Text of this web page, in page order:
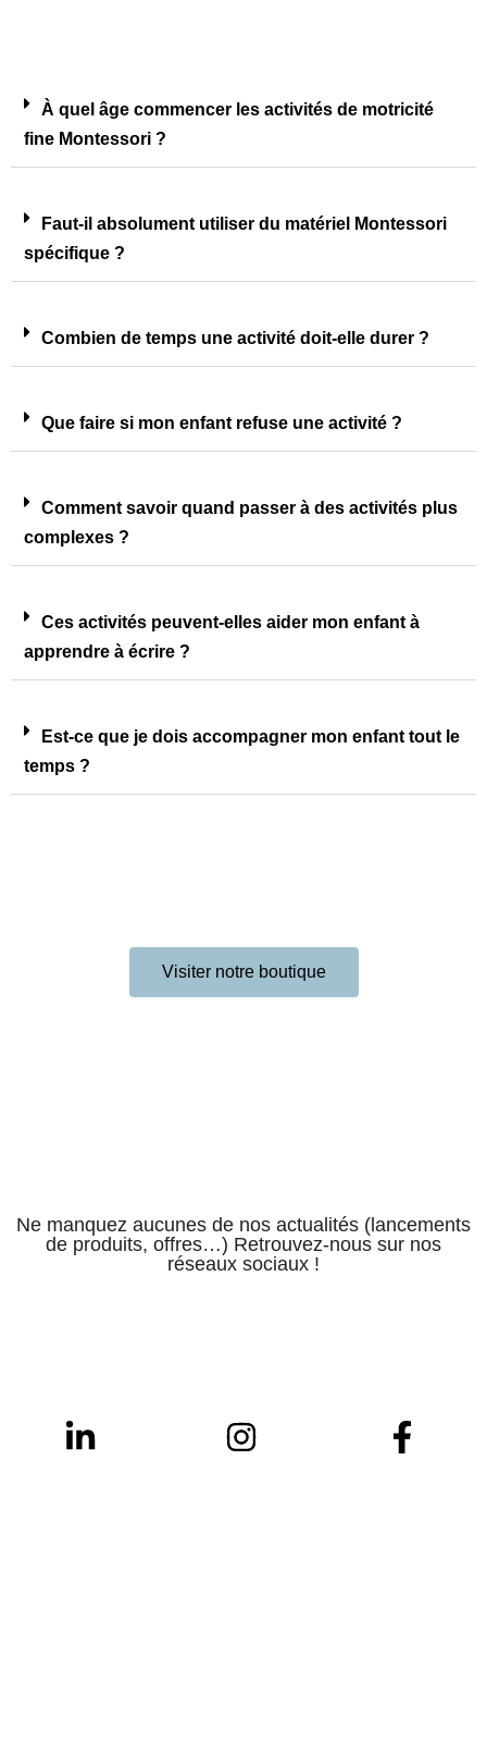
À quel âge commencer les activités de motricité
fine Montessori ?
Faut-il absolument utiliser du matériel Montessori
spécifique ?
Combien de temps une activité doit-elle durer ?
Que faire si mon enfant refuse une activité ?
Comment savoir quand passer à des activités plus
complexes ?
Ces activités peuvent-elles aider mon enfant à
apprendre à écrire ?
Est-ce que je dois accompagner mon enfant tout le
temps ?
Visiter notre boutique
Ne manquez aucunes de nos actualités (lancements
de produits, offres…) Retrouvez-nous sur nos
réseaux sociaux !